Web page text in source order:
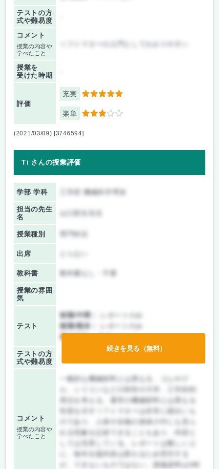
テストの方
式や難易度
コメント
授業の内容や
学べたこと
授業を
受けた時期
評価
充実 5
楽単 3
(2021/03/09) [3746594]
Ti さんの授業評価
学部 学科 工学府 機械科学専攻
担当の先生
名
授業種別
出席
教科書 教科書なし・不要
授業の雰囲
気
テスト
前期/中間：
後期/期末：
持ち込み：
テストの方
式や難易度
コメント
授業の内容や
学べたこと
一般的な機械材料とは異なる、ゴムやゲ
用法を考える。通常の機械材料とは異なる
のであり、人体や生物の身体の中にも見ら
れる現象を記述できることもあり、内容と
しては充実している。レポートは難しい上
が、できないものではない。講義資料はWE
続きを見る（無料）